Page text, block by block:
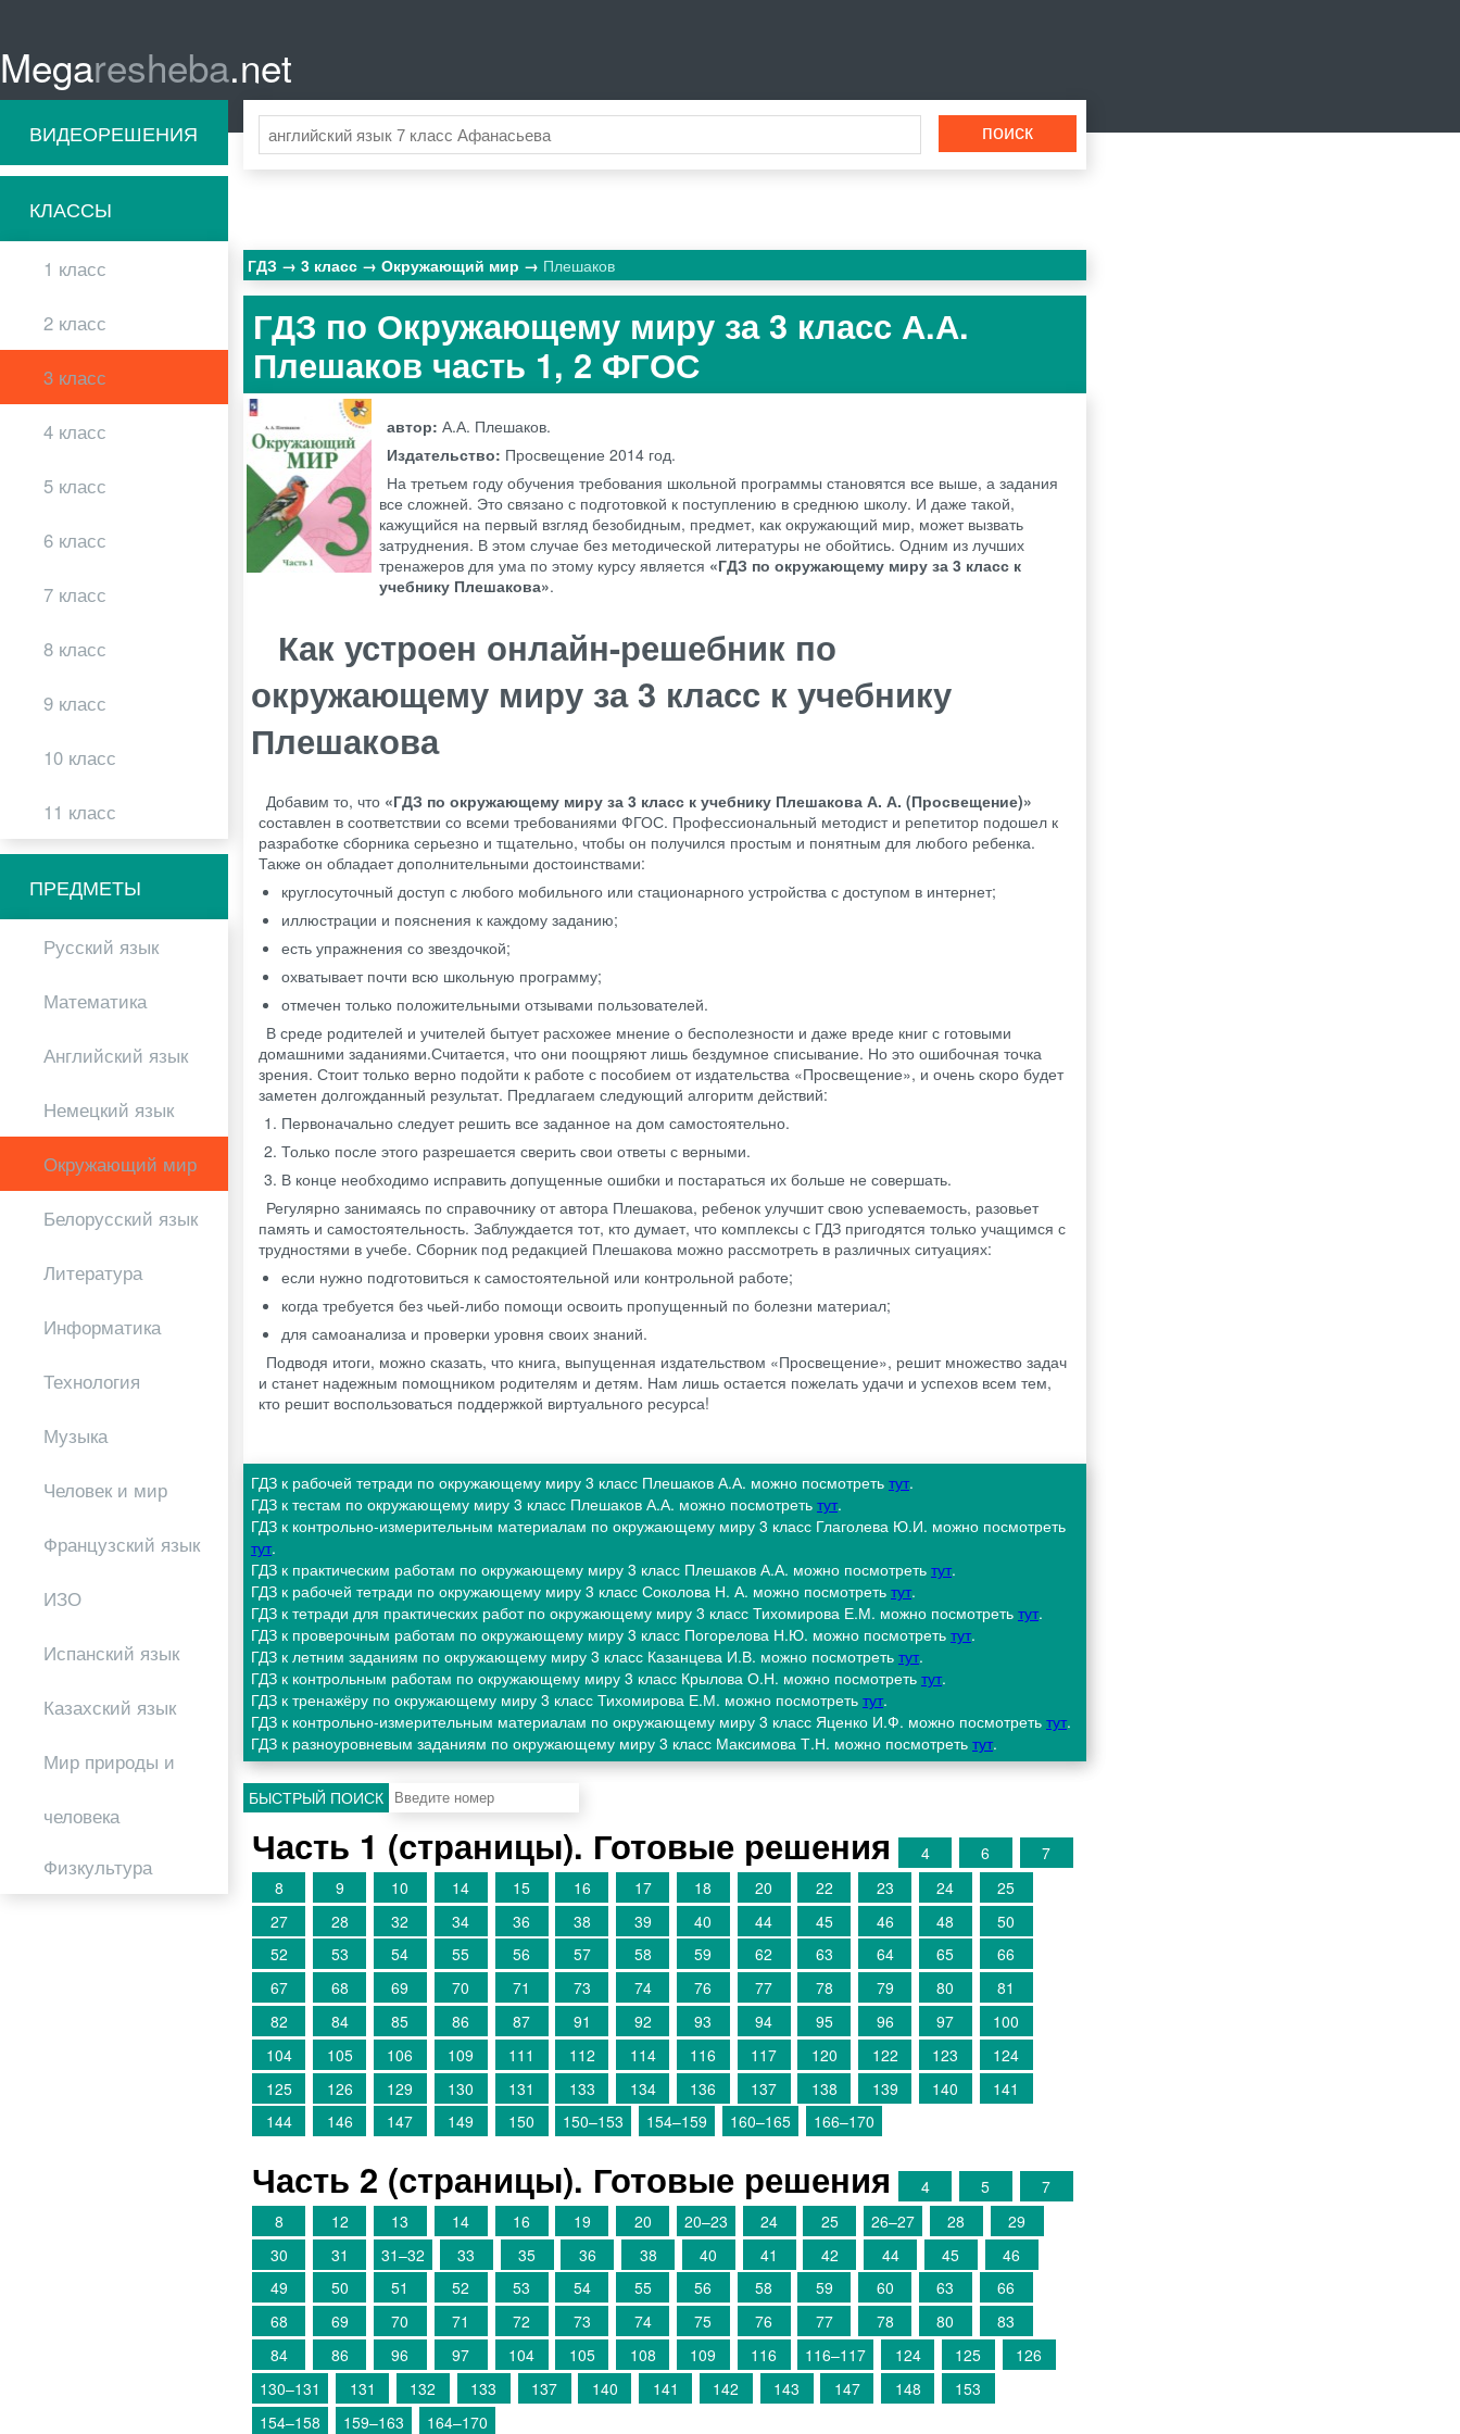
Megaresheba.net
ВИДЕОРЕШЕНИЯ
КЛАССЫ
1 класс
2 класс
3 класс
4 класс
5 класс
6 класс
7 класс
8 класс
9 класс
10 класс
11 класс
ПРЕДМЕТЫ
Русский язык
Математика
Английский язык
Немецкий язык
Окружающий мир
Белорусский язык
Литература
Информатика
Технология
Музыка
Человек и мир
Французский язык
ИЗО
Испанский язык
Казахский язык
Мир природы и
человека
Физкультура
ГДЗ 3 класс Окружающий мир Плешаков
ГДЗ по Окружающему миру за 3 класс А.А.
Плешаков часть 1, 2 ФГОС
автор:А.А. Плешаков.
Издательство: Просвещение 2014 год.
На третьем году обучения требования школьной программы становятся все выше, а задания
все сложней. Это связано с подготовкой к поступлению в среднюю школу. И даже такой,
кажущийся на первый взгляд безобидным, предмет, как окружающий мир, может вызвать
затруднения. В этом случае без методической литературы не обойтись. Одним из лучших
тренажеров для ума по этому курсу является «ГДЗ по окружающему миру за 3 класс к
учебнику Плешакова».
Как устроен онлайн-решебник по
окружающему миру за 3 класс к учебнику
Плешакова
Добавим то, что «ГДЗ по окружающему миру за 3 класс к учебнику Плешакова А. А. (Просвещение)»
составлен в соответствии со всеми требованиями ФГОС. Профессиональный методист и репетитор подошел к
разработке сборника серьезно и тщательно, чтобы он получился простым и понятным для любого ребенка.
Также он обладает дополнительными достоинствами:
круглосуточный доступ с любого мобильного или стационарного устройства с доступом в интернет;
иллюстрации и пояснения к каждому заданию;
есть упражнения со звездочкой;
охватывает почти всю школьную программу;
отмечен только положительными отзывами пользователей.
В среде родителей и учителей бытует расхожее мнение о бесполезности и даже вреде книг с готовыми
домашними заданиями.Считается, что они поощряют лишь бездумное списывание. Но это ошибочная точка
зрения. Стоит только верно подойти к работе с пособием от издательства «Просвещение», и очень скоро будет
заметен долгожданный результат. Предлагаем следующий алгоритм действий:
Первоначально следует решить все заданное на дом самостоятельно.
Только после этого разрешается сверить свои ответы с верными.
В конце необходимо исправить допущенные ошибки и постараться их больше не совершать.
Регулярно занимаясь по справочнику от автора Плешакова, ребенок улучшит свою успеваемость, разовьет
память и самостоятельность. Заблуждается тот, кто думает, что комплексы с ГДЗ пригодятся только учащимся с
трудностями в учебе. Сборник под редакцией Плешакова можно рассмотреть в различных ситуациях:
если нужно подготовиться к самостоятельной или контрольной работе;
когда требуется без чьей-либо помощи освоить пропущенный по болезни материал;
для самоанализа и проверки уровня своих знаний.
Подводя итоги, можно сказать, что книга, выпущенная издательством «Просвещение», решит множество задач
и станет надежным помощником родителям и детям. Нам лишь остается пожелать удачи и успехов всем тем,
кто решит воспользоваться поддержкой виртуального ресурса!
ГДЗ к рабочей тетради по окружающему миру 3 класс Плешаков А.А. можно посмотреть тут.
ГДЗ к тестам по окружающему миру 3 класс Плешаков А.А. можно посмотреть тут.
ГДЗ к контрольно-измерительным материалам по окружающему миру 3 класс Глаголева Ю.И. можно посмотреть
тут.
ГДЗ к практическим работам по окружающему миру 3 класс Плешаков А.А. можно посмотреть тут.
ГДЗ к рабочей тетради по окружающему миру 3 класс Соколова Н. А. можно посмотреть тут.
ГДЗ к тетради для практических работ по окружающему миру 3 класс Тихомирова Е.М. можно посмотреть тут.
ГДЗ к проверочным работам по окружающему миру 3 класс Погорелова Н.Ю. можно посмотреть тут.
ГДЗ к летним заданиям по окружающему миру 3 класс Казанцева И.В. можно посмотреть тут.
ГДЗ к контрольным работам по окружающему миру 3 класс Крылова О.Н. можно посмотреть тут.
ГДЗ к тренажёру по окружающему миру 3 класс Тихомирова Е.М. можно посмотреть тут.
ГДЗ к контрольно-измерительным материалам по окружающему миру 3 класс Яценко И.Ф. можно посмотреть тут.
ГДЗ к разноуровневым заданиям по окружающему миру 3 класс Максимова Т.Н. можно посмотреть тут.
БЫСТРЫЙ ПОИСК
Часть 1 (страницы). Готовые решения 4 6
7
8
9 10 14 15 16 17 18 20 22 23 24
25
27
28 32 34 36 38 39 40 44 45 46 48
50
52
53 54 55 56 57 58 59 62 63 64 65
66
67
68 69 70 71 73 74 76 77 78 79 80
81
82
84 85 86 87 91 92 93 94 95 96 97
100
104
105 106 109 111 112 114 116 117 120 122 123
124
125
126 129 130 131 133 134 136 137 138 139 140
141
144
146 147 149 150 150–153 154–159 160–165 166–170
Часть 2 (страницы). Готовые решения 4 5
7
8
12 13 14 16 19 20 20–23 24 25 26–27 28
29
30
31 31–32 33 35 36 38 40 41 42 44 45
46
49
50 51 52 53 54 55 56 58 59 60 63
66
68
69 70 71 72 73 74 75 76 77 78 80
83
84
86 96 97 104 105 108 109 116 116–117 124 125
126
130–131
131 132 133 137 140 141 142 143 147 148
153
154–158
159–163 164–170